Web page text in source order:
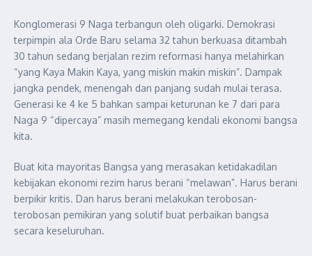
Konglomerasi 9 Naga terbangun oleh oligarki. Demokrasi
terpimpin ala Orde Baru selama 32 tahun berkuasa ditambah
30 tahun sedang berjalan rezim reformasi hanya melahirkan
“yang Kaya Makin Kaya, yang miskin makin miskin”. Dampak
jangka pendek, menengah dan panjang sudah mulai terasa.
Generasi ke 4 ke 5 bahkan sampai keturunan ke 7 dari para
Naga 9 “dipercaya” masih memegang kendali ekonomi bangsa
kita.
Buat kita mayoritas Bangsa yang merasakan ketidakadilan
kebijakan ekonomi rezim harus berani “melawan”. Harus berani
berpikir kritis. Dan harus berani melakukan terobosan-
terobosan pemikiran yang solutif buat perbaikan bangsa
secara keseluruhan.